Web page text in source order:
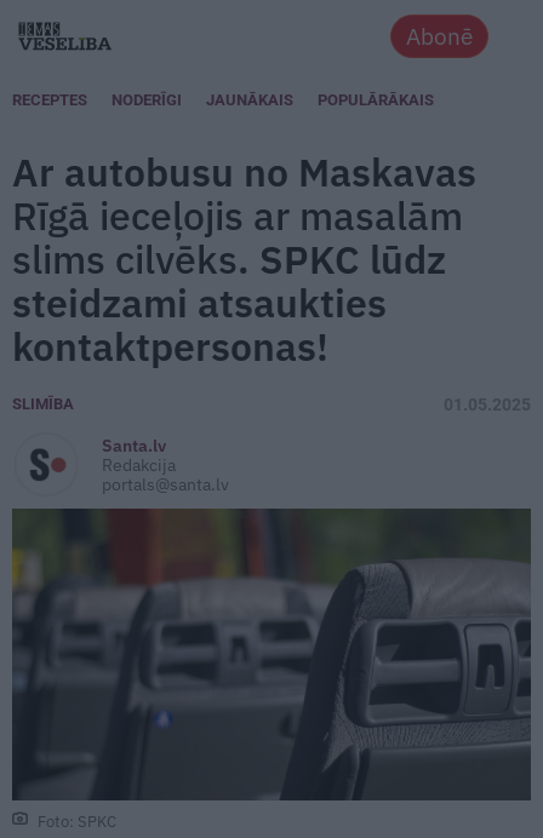
Abonē
RECEPTES NODERĪGI JAUNĀKAIS POPULĀRĀKAIS
Ar autobusu no Maskavas
Rīgā ieceļojis ar masalām
slims cilvēks. SPKC lūdz
steidzami atsaukties
kontaktpersonas!
SLIMĪBA 01.05.2025
Santa.lv
Redakcija
portals@santa.lv
Foto: SPKC